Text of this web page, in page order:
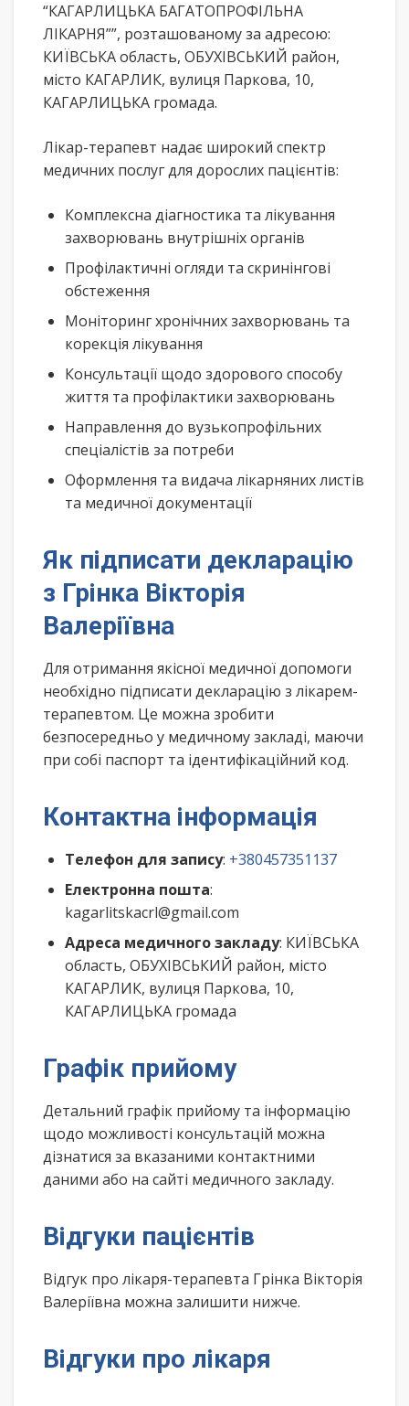
“КАГАРЛИЦЬКА БАГАТОПРОФІЛЬНА
ЛІКАРНЯ””, розташованому за адресою:
КИЇВСЬКА область, ОБУХІВСЬКИЙ район,
місто КАГАРЛИК, вулиця Паркова, 10,
КАГАРЛИЦЬКА громада.
Лікар-терапевт надає широкий спектр
медичних послуг для дорослих пацієнтів:
Комплексна діагностика та лікування
захворювань внутрішніх органів
Профілактичні огляди та скринінгові
обстеження
Моніторинг хронічних захворювань та
корекція лікування
Консультації щодо здорового способу
життя та профілактики захворювань
Направлення до вузькопрофільних
спеціалістів за потреби
Оформлення та видача лікарняних листів
та медичної документації
Як підписати декларацію
з Грінка Вікторія
Валеріївна
Для отримання якісної медичної допомоги
необхідно підписати декларацію з лікарем-
терапевтом. Це можна зробити
безпосередньо у медичному закладі, маючи
при собі паспорт та ідентифікаційний код.
Контактна інформація
Телефон для запису: +380457351137
Електронна пошта:
kagarlitskacrl@gmail.com
Адреса медичного закладу: КИЇВСЬКА
область, ОБУХІВСЬКИЙ район, місто
КАГАРЛИК, вулиця Паркова, 10,
КАГАРЛИЦЬКА громада
Графік прийому
Детальний графік прийому та інформацію
щодо можливості консультацій можна
дізнатися за вказаними контактними
даними або на сайті медичного закладу.
Відгуки пацієнтів
Відгук про лікаря-терапевта Грінка Вікторія
Валеріївна можна залишити нижче.
Відгуки про лікаря